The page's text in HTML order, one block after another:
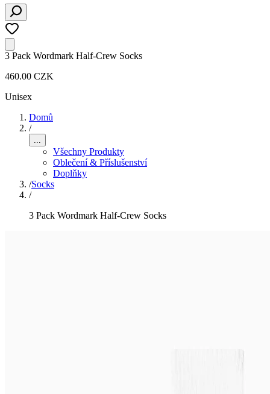
3 Pack Wordmark Half-Crew Socks
460.00 CZK
Unisex
Domů
/
...
Všechny Produkty
Oblečení & Příslušenství
Doplňky
/Socks
/
3 Pack Wordmark Half-Crew Socks